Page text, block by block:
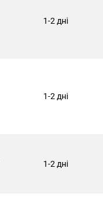
1-2 дні
1-2 дні
1-2 дні